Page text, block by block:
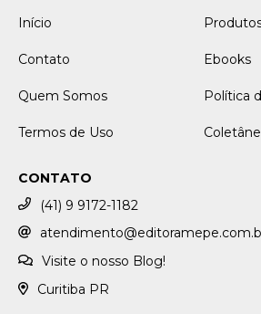
Início
Contato Ebooks
Quem Somos Política
Termos de Uso
CONTATO
(41) 9 9172-1182
Visite o nosso Blog!
Curitiba PR